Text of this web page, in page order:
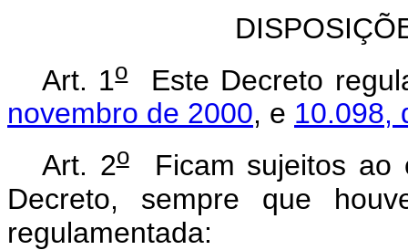
Art. 1oEste Decreto
novembro de 2000, e 10.098,
Art. 2oFicam sujeitos ao
Decreto, sempre que
regulamentada: